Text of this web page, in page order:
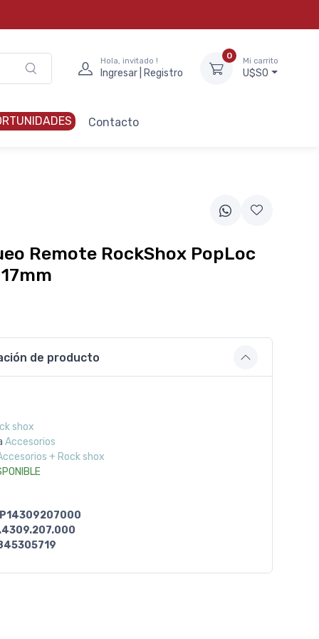
Hola, invitado !
Ingresar | Registro
0
Mi carrito
U$S0
Contacto
Remote RockShox PopLoc
de producto
shox
Accesorios
+ Rock shox